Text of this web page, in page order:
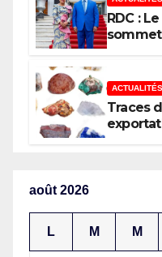
pour le
RDC :
sommet
ACTUALITÉS
Traces
août 2026
L M M